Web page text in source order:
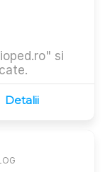
si
Detalii